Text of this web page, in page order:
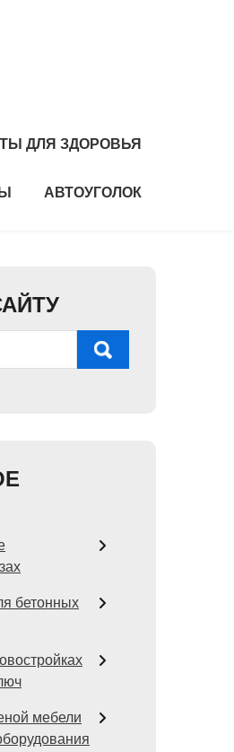
ДЛЯ ЗДОРОВЬЯ
АВТОУГОЛОК
бетонных
мебели